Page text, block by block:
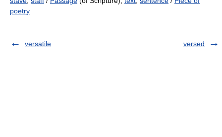
poetry
versatile versed